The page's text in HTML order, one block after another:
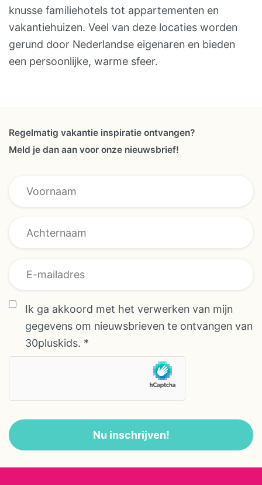
knusse familiehotels tot appartementen en
vakantiehuizen. Veel van deze locaties worden
gerund door Nederlandse eigenaren en bieden
een persoonlijke, warme sfeer.
Regelmatig vakantie inspiratie ontvangen?
Meld je dan aan voor onze nieuwsbrief!
Achternaam *
E-mailadres
Ik ga akkoord met het verwerken van mijn
gegevens om nieuwsbrieven te ontvangen van
30pluskids. *
Nu inschrijven!